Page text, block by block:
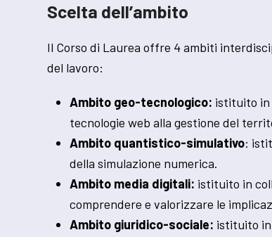
Scelta dell’ambito
Il Corso di Laurea offre 4 ambiti
del lavoro:
Ambito geo-tecnologico: istituito in
tecnologie web alla gestione del
Ambito quantistico-simulativo:
della simulazione numerica.
Ambito media digitali: istituito in
comprendere e valorizzare le
Ambito giuridico-sociale: istituito in